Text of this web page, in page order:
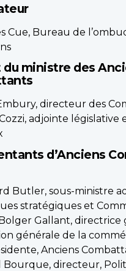
Cue, Bureau de
du ministre des
directeur des
adjointe législative
d’Anciens
Butler, sous-ministre
stratégiques et
Gallant, directrice
générale de la
Anciens
Bourque, directeur,